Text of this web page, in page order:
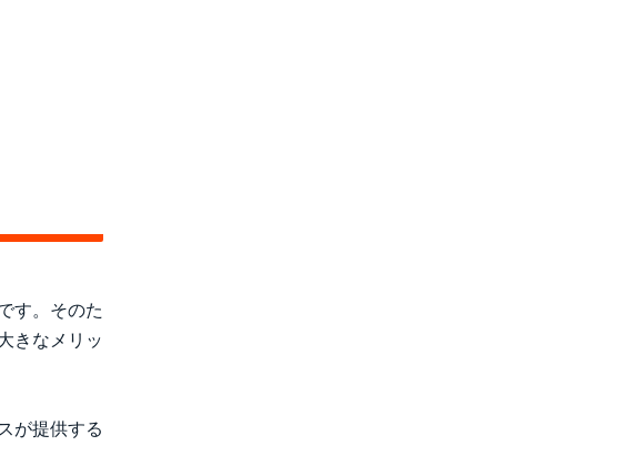
す。そのた
きなメリッ
が提供する